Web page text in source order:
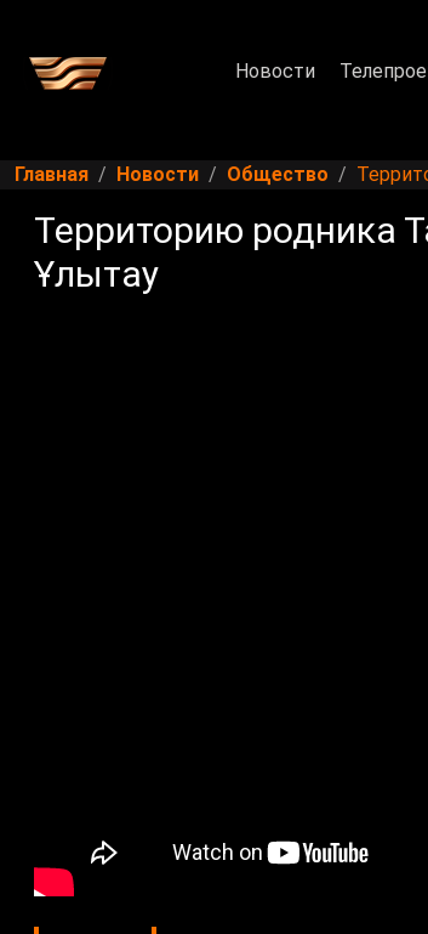
Новости
Главная Новости Общество
Территорию родника
Ұлытау